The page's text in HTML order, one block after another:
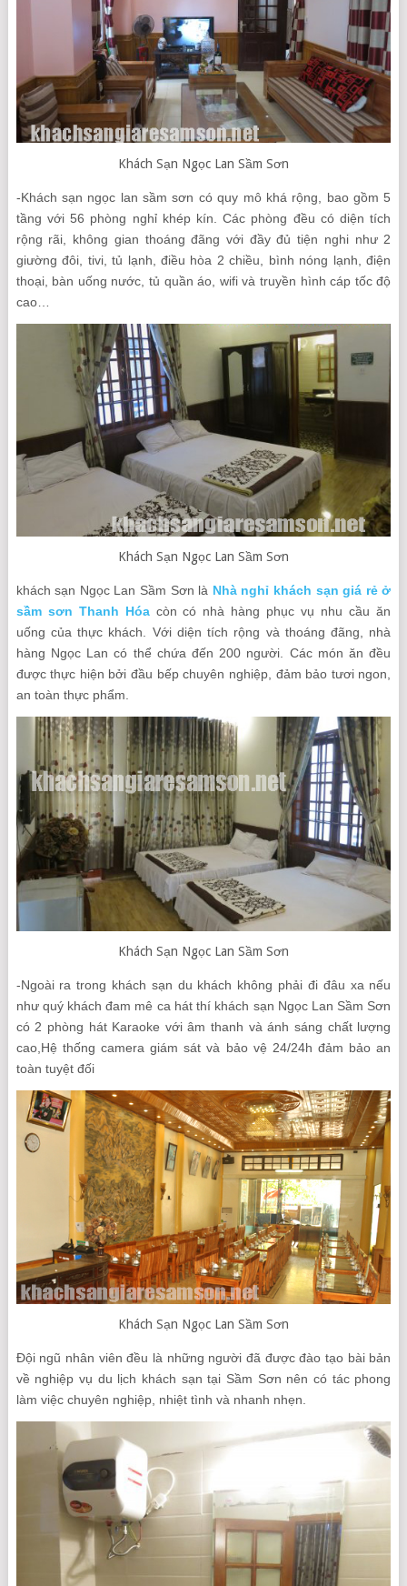
Khách Sạn Ngọc Lan Sầm Sơn
-Khách sạn ngọc lan sầm sơn có quy mô khá rộng, bao gồm 5
tầng với 56 phòng nghỉ khép kín. Các phòng đều có diện tích
rộng rãi, không gian thoáng đãng với đầy đủ tiện nghi như 2
giường đôi, tivi, tủ lạnh, điều hòa 2 chiều, bình nóng lạnh, điện
thoại, bàn uống nước, tủ quần áo, wifi và truyền hình cáp tốc độ
cao…
Khách Sạn Ngọc Lan Sầm Sơn
khách sạn Ngọc Lan Sầm Sơn là Nhà nghỉ khách sạn giá rẻ ở
sầm sơn Thanh Hóacòn có nhà hàng phục vụ nhu cầu ăn
uống của thực khách. Với diện tích rộng và thoáng đãng, nhà
hàng Ngọc Lan có thể chứa đến 200 người. Các món ăn đều
được thực hiện bởi đầu bếp chuyên nghiệp, đảm bảo tươi ngon,
an toàn thực phẩm.
Khách Sạn Ngọc Lan Sầm Sơn
-Ngoài ra trong khách sạn du khách không phải đi đâu xa nếu
như quý khách đam mê ca hát thí khách sạn Ngọc Lan Sầm Sơn
có 2 phòng hát Karaoke với âm thanh và ánh sáng chất lượng
cao,Hệ thống camera giám sát và bảo vệ 24/24h đảm bảo an
toàn tuyệt đối
Khách Sạn Ngọc Lan Sầm Sơn
Đội ngũ nhân viên đều là những người đã được đào tạo bài bản
về nghiệp vụ du lịch khách sạn tại Sầm Sơn nên có tác phong
làm việc chuyên nghiệp, nhiệt tình và nhanh nhẹn.